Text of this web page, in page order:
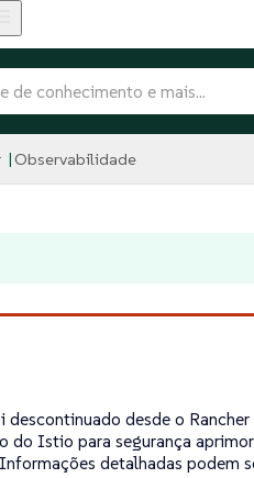
Observabilidade
descontinuado desde o
do Istio para segurança
detalhadas podem